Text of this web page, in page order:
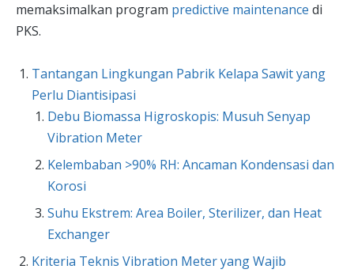
memaksimalkan program predictive maintenance di
PKS.
Tantangan Lingkungan Pabrik Kelapa Sawit yang
Perlu Diantisipasi
Debu Biomassa Higroskopis: Musuh Senyap
Vibration Meter
Kelembaban >90% RH: Ancaman Kondensasi dan
Korosi
Suhu Ekstrem: Area Boiler, Sterilizer, dan Heat
Exchanger
Kriteria Teknis Vibration Meter yang Wajib